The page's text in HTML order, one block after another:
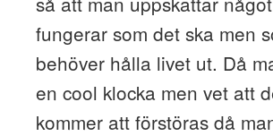
fungerar som det ska men
behöver hålla livet ut. Då
en cool klocka men vet att
kommer att förstöras då